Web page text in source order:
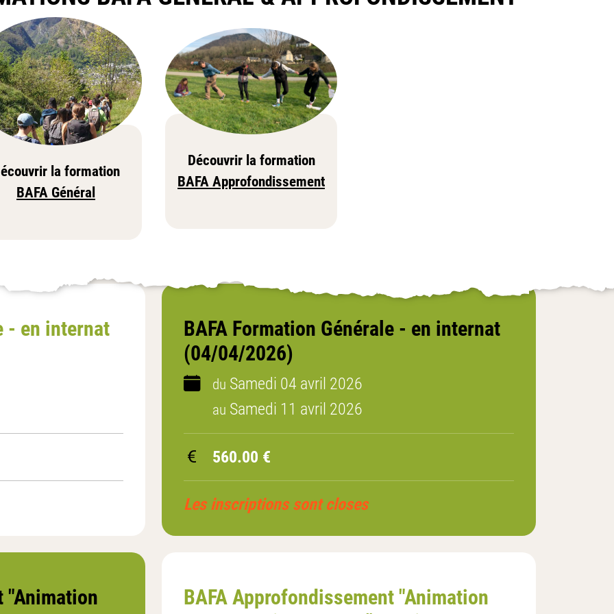
la formation
BAFA Général
Découvrir la formation
BAFA Approfondissement
- en internat
BAFA Formation Générale - en internat
(04/04/2026)
du Samedi 04 avril 2026
au Samedi 11 avril 2026
560.00 €
Les inscriptions sont closes
"Animation
BAFA Approfondissement "Animation